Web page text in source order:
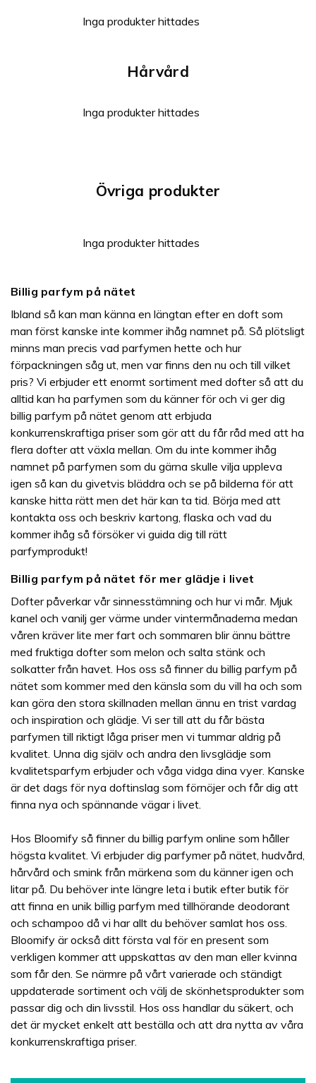
Inga produkter hittades
Hårvård
Inga produkter hittades
Övriga produkter
Inga produkter hittades
Billig parfym på nätet
Ibland så kan man känna en längtan efter en doft som
man först kanske inte kommer ihåg namnet på. Så plötsligt
minns man precis vad parfymen hette och hur
förpackningen såg ut, men var finns den nu och till vilket
pris? Vi erbjuder ett enormt sortiment med dofter så att du
alltid kan ha parfymen som du känner för och vi ger dig
billig parfym på nätet genom att erbjuda
konkurrenskraftiga priser som gör att du får råd med att ha
flera dofter att växla mellan. Om du inte kommer ihåg
namnet på parfymen som du gärna skulle vilja uppleva
igen så kan du givetvis bläddra och se på bilderna för att
kanske hitta rätt men det här kan ta tid. Börja med att
kontakta oss och beskriv kartong, flaska och vad du
kommer ihåg så försöker vi guida dig till rätt
parfymprodukt!
Billig parfym på nätet för mer glädje i livet
Dofter påverkar vår sinnesstämning och hur vi mår. Mjuk
kanel och vanilj ger värme under vintermånaderna medan
våren kräver lite mer fart och sommaren blir ännu bättre
med fruktiga dofter som melon och salta stänk och
solkatter från havet. Hos oss så finner du billig parfym på
nätet som kommer med den känsla som du vill ha och som
kan göra den stora skillnaden mellan ännu en trist vardag
och inspiration och glädje. Vi ser till att du får bästa
parfymen till riktigt låga priser men vi tummar aldrig på
kvalitet. Unna dig själv och andra den livsglädje som
kvalitetsparfym erbjuder och våga vidga dina vyer. Kanske
är det dags för nya doftinslag som förnöjer och får dig att
finna nya och spännande vägar i livet.
Hos Bloomify så finner du billig parfym online som håller
högsta kvalitet. Vi erbjuder dig parfymer på nätet, hudvård,
hårvård och smink från märkena som du känner igen och
litar på. Du behöver inte längre leta i butik efter butik för
att finna en unik billig parfym med tillhörande deodorant
och schampoo då vi har allt du behöver samlat hos oss.
Bloomify är också ditt första val för en present som
verkligen kommer att uppskattas av den man eller kvinna
som får den. Se närmre på vårt varierade och ständigt
uppdaterade sortiment och välj de skönhetsprodukter som
passar dig och din livsstil. Hos oss handlar du säkert, och
det är mycket enkelt att beställa och att dra nytta av våra
konkurrenskraftiga priser.